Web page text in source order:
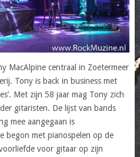
MacAlpine centraal in Zoetermeer
Tony is back in business met
Met zijn 58 jaar mag Tony zich
gitaristen. De lijst van bands
mee aangegaan is
begon met pianospelen op de
voor gitaar op zijn